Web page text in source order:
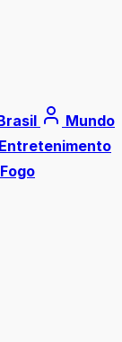
Mundo
Entretenimento